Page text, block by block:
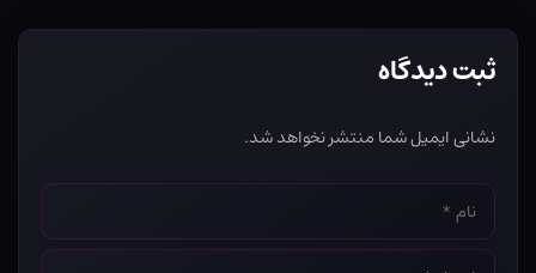
ثبت دیدگاه
نشانی ایمیل شما منتشر نخواهد شد.
نام
*
ایمیل